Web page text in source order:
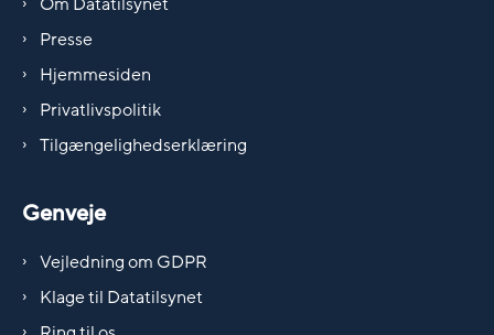
Presse
Hjemmesiden
Privatlivspolitik
Tilgængelighedserklæring
Genveje
Vejledning om GDPR
Klage til Datatilsynet